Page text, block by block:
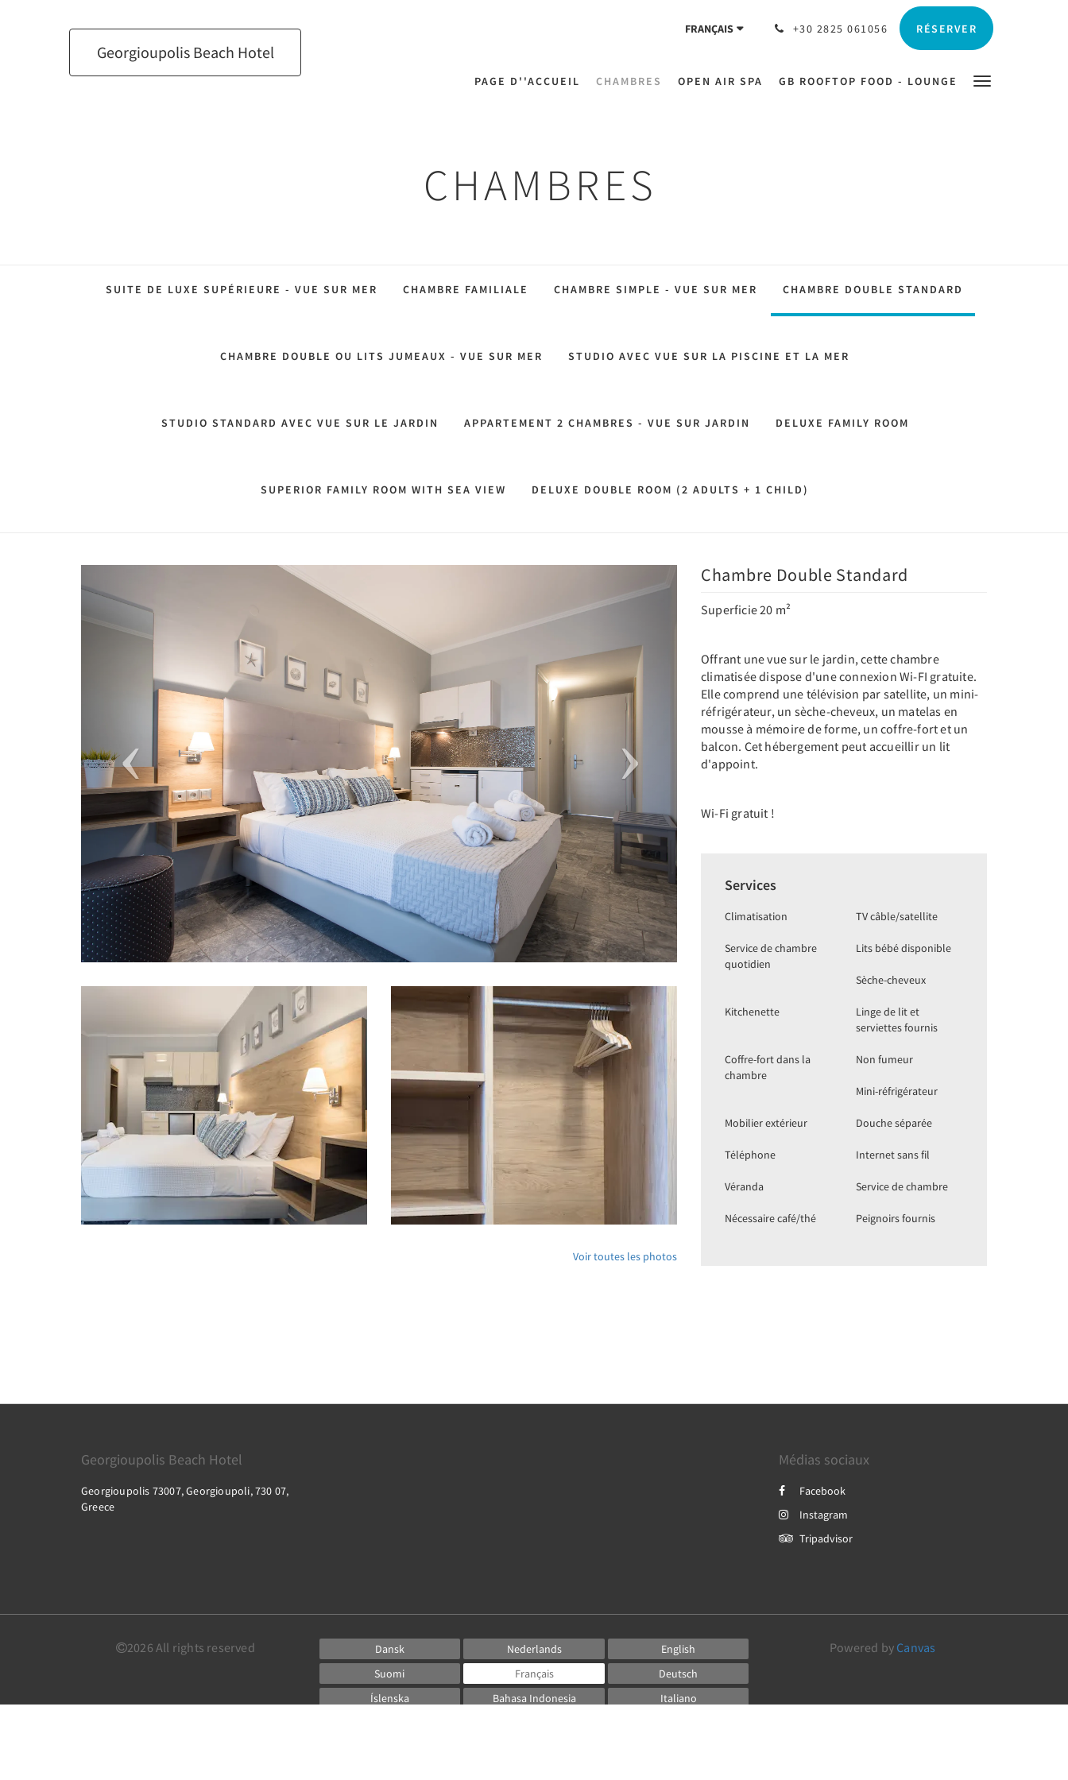
Georgioupolis Beach Hotel
FRANÇAIS +30 2825 061056 RÉSERVER
PAGE D''ACCUEIL CHAMBRES OPEN AIR SPA GB ROOFTOP FOOD - LOUNGE
CHAMBRES
SUITE DE LUXE SUPÉRIEURE - VUE SUR MER CHAMBRE FAMILIALE CHAMBRE SIMPLE - VUE SUR MER CHAMBRE DOUBLE STANDARD
CHAMBRE DOUBLE OU LITS JUMEAUX - VUE SUR MER STUDIO AVEC VUE SUR LA PISCINE ET LA MER
STUDIO STANDARD AVEC VUE SUR LE JARDIN APPARTEMENT 2 CHAMBRES - VUE SUR JARDIN DELUXE FAMILY ROOM
SUPERIOR FAMILY ROOM WITH SEA VIEW DELUXE DOUBLE ROOM (2 ADULTS + 1 CHILD)
Voir toutes les photos
Chambre Double Standard
Superficie 20 m²
Offrant une vue sur le jardin, cette chambre
climatisée dispose d'une connexion Wi-FI gratuite.
Elle comprend une télévision par satellite, un mini-
réfrigérateur, un sèche-cheveux, un matelas en
mousse à mémoire de forme, un coffre-fort et un
balcon. Cet hébergement peut accueillir un lit
d'appoint.
Wi-Fi gratuit !
Services
Climatisation TV câble/satellite
Service de chambre
quotidien
Lits bébé disponible
Sèche-cheveux
Kitchenette
Linge de lit et
serviettes fournis
Coffre-fort dans la
chambre
Non fumeur
Mini-réfrigérateur
Mobilier extérieur Douche séparée
Téléphone Internet sans fil
Véranda Service de chambre
Nécessaire café/thé Peignoirs fournis
Georgioupolis Beach Hotel
Georgioupolis 73007, Georgioupoli, 730 07,
Greece
Médias sociaux
Facebook
Instagram
Tripadvisor
2026 All rights reserved Dansk Nederlands
English
Suomi
Français
Deutsch
Íslenska
Bahasa Indonesia
Italiano
Powered by Canvas